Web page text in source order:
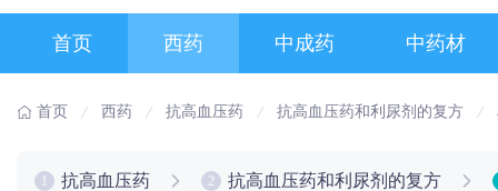
首页 西药 中成药 中药材
首页 西药 抗高血压药 抗高血压药和利尿剂的复方
抗高血压药 2 抗高血压药和利尿剂的复方